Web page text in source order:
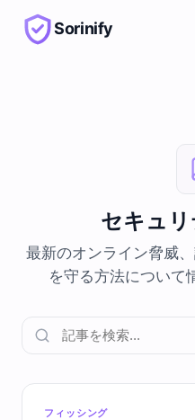
Sorinify
セキュ
最新のオンライン脅威
を守る方法について
フィッシング